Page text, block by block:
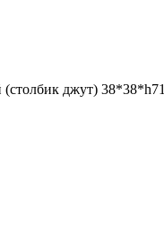
джут) 38*38*h71